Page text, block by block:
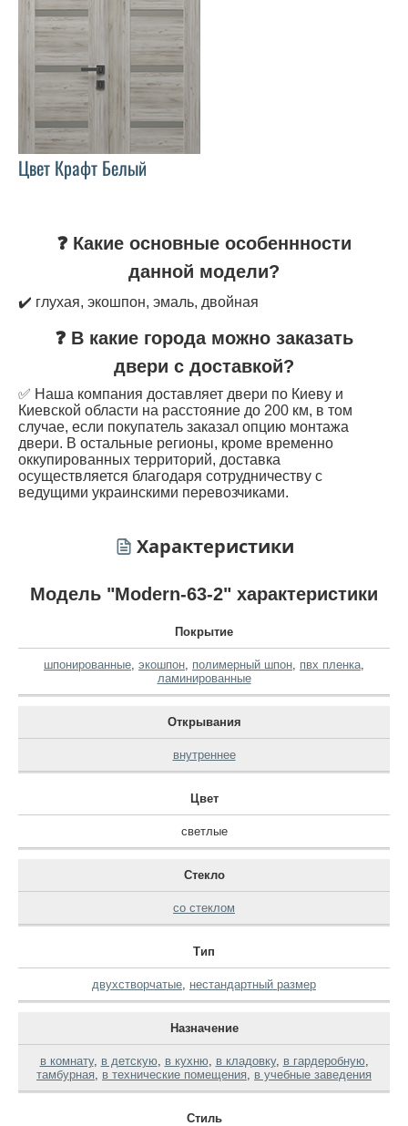
Цвет Крафт Белый
❓ Какие основные особеннности
данной модели?
✔️ глухая, экошпон, эмаль, двойная
❓ В какие города можно заказать
двери с доставкой?
✅ Наша компания доставляет двери по Киеву и
Киевской области на расстояние до 200 км, в том
случае, если покупатель заказал опцию монтажа
двери. В остальные регионы, кроме временно
оккупированных территорий, доставка
осуществляется благодаря сотрудничеству с
ведущими украинскими перевозчиками.
Характеристики
Модель "Modern-63-2" характеристики
Покрытие
шпонированные экошпон полимерный шпон пвх пленка
ламинированные
Открывания
внутреннее
Цвет
светлые
Стекло
со стеклом
Тип
двухстворчатые нестандартный размер
Назначение
в комнату, в детскую, в кухню, в кладовку, в гардеробную,
тамбурная
в технические помещения в учебные заведения
Стиль